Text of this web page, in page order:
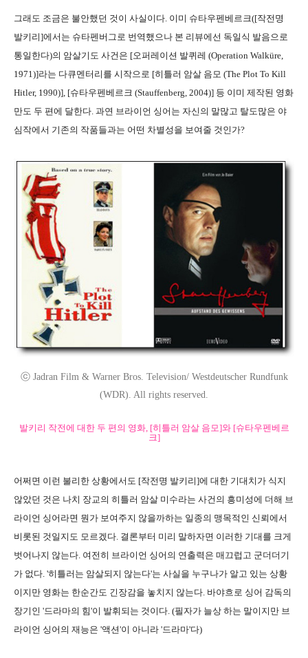
그래도 조금은 불안했던 것이 사실이다. 이미 슈타우펜베르크([작전명
발키리]에서는 슈타펜버그로 번역했으나 본 리뷰에선 독일식 발음으로
통일한다)의 암살기도 사건은 [오퍼레이션 발퀴레 (Operation Walküre,
1971)]라는 다큐멘터리를 시작으로 [히틀러 암살 음모 (The Plot To Kill
Hitler, 1990)], [슈타우펜베르크 (Stauffenberg, 2004)] 등 이미 제작된 영화
만도 두 편에 달한다. 과연 브라이언 싱어는 자신의 말많고 탈도많은 야
심작에서 기존의 작품들과는 어떤 차별성을 보여줄 것인가?
ⓒ Jadran Film & Warner Bros. Television/ Westdeutscher Rundfunk
(WDR). All rights reserved.
발키리 작전에 대한 두 편의 영화, [히틀러 암살 음모]와 [슈타우펜베르
크]
어쩌면 이런 불리한 상황에서도 [작전명 발키리]에 대한 기대치가 식지
않았던 것은 나치 장교의 히틀러 암살 미수라는 사건의 흥미성에 더해 브
라이언 싱어라면 뭔가 보여주지 않을까하는 일종의 맹목적인 신뢰에서
비롯된 것일지도 모르겠다. 결론부터 미리 말하자면 이러한 기대를 크게
벗어나지 않는다. 여전히 브라이언 싱어의 연출력은 매끄럽고 군더더기
가 없다. '히틀러는 암살되지 않는다'는 사실을 누구나가 알고 있는 상황
이지만 영화는 한순간도 긴장감을 놓치지 않는다. 바야흐로 싱어 감독의
장기인 '드라마의 힘'이 발휘되는 것이다. (필자가 늘상 하는 말이지만 브
라이언 싱어의 재능은 '액션'이 아니라 '드라마'다)